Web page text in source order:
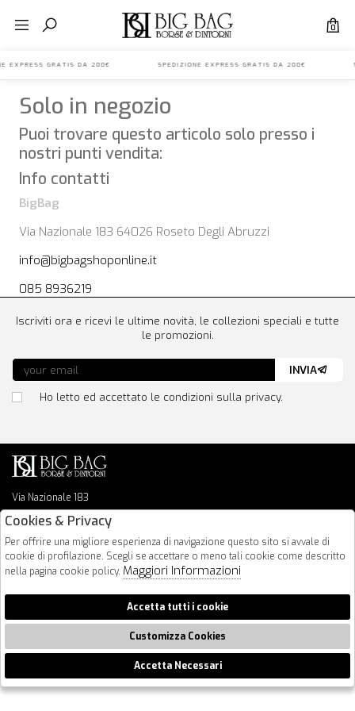
0
EXPRESS GRATIS DA 200€ SPEDIZIONE EXPRESS GRATIS DA 200€
Solo in negozio
Puoi trovare questo articolo solo presso i
nostri punti vendita:
Info contatti
BigBag
Via Nazionale 183 64026 Roseto Degli Abruzzi
info@bigbagshoponline.it
085 8936219
Via Nazionale 183
64026 Roseto Degli Abruzzi
info@bigbagshoponline.it
follow us
Iscriviti ora e ricevi le ultime novità, le collezioni speciali e tutte
le promozioni.
Ho letto ed accettato le condizioni sulla privacy.
INVIA
2026 BigBag - P.iva : 00916940679 Powered by
🍪
Cookies & Privacy
Per offrire una migliore esperienza di navigazione questo sito si avvale di
cookie di profilazione. Scegli se accettare o meno tali cookie come descritto
nella pagina cookie policy. Maggiori Informazioni
Accetta tutti i cookie
Customizza Cookies
Accetta Necessari